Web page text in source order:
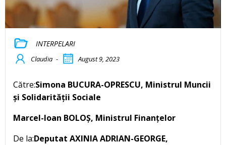
INTERPELARI
Claudia - August 9, 2023
Către:Simona BUCURA-OPRESCU, Ministrul Muncii
și Solidarității Sociale
Marcel-Ioan BOLOȘ, Ministrul Finanțelor
De la:Deputat AXINIA ADRIAN-GEORGE,